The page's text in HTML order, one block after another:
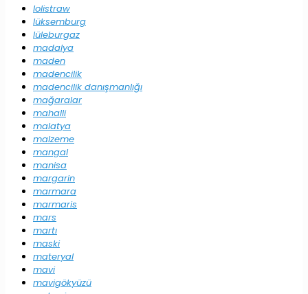
lolistraw
lüksemburg
lüleburgaz
madalya
maden
madencilik
madencilik danışmanlığı
mağaralar
mahalli
malatya
malzeme
mangal
manisa
margarin
marmara
marmaris
mars
martı
maski
materyal
mavi
mavigökyüzü